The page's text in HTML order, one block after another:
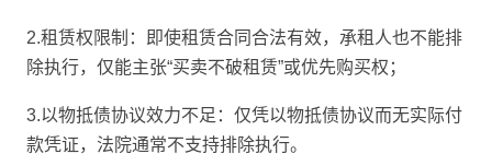
2.租赁权限制：即使租赁合同合法有效，承租人也不能排
除执行，仅能主张“买卖不破租赁”或优先购买权；
3.以物抵债协议效力不足：仅凭以物抵债协议而无实际付
款凭证，法院通常不支持排除执行。